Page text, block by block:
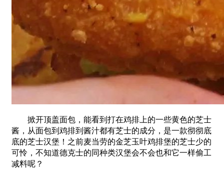
掀开顶盖面包，能看到打在鸡排上的一些黄色的芝士
酱，从面包到鸡排到酱汁都有芝士的成分，是一款彻彻底
底的芝士汉堡！之前麦当劳的金芝玉叶鸡排堡的芝士少的
可怜，不知道德克士的同种类汉堡会不会也和它一样偷工
减料呢？